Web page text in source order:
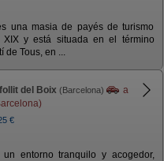
una masia de payés de turismo
y está situada en el término
de Tous, en ...
del Boix (Barcelona)
a
€
entorno tranquilo y acogedor,